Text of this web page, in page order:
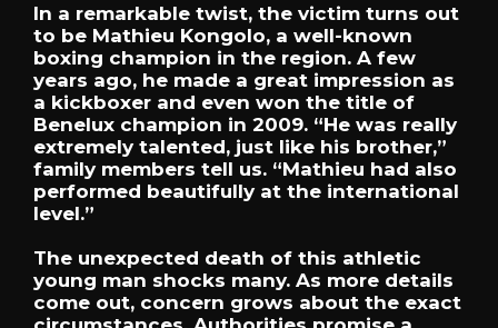
In a remarkable twist, the victim turns out
to be Mathieu Kongolo, a well-known
boxing champion in the region. A few
years ago, he made a great impression as
a kickboxer and even won the title of
Benelux champion in 2009. “He was really
extremely talented, just like his brother,”
family members tell us. “Mathieu had also
performed beautifully at the international
level.”
The unexpected death of this athletic
young man shocks many. As more details
come out, concern grows about the exact